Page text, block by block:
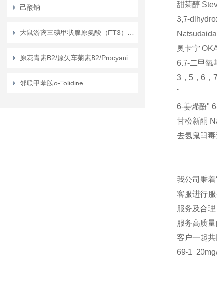
己酸钠
邻联甲苯胺ο-Tolidine
甜菊醇
3,7-
奥卡宁
6,7-二甲氧
3，5，6，
"
6-姜烯酚"
甘松新酮
去氢鬼臼毒
我公司秉
客服进行
服务及合
服务高质
客户一起
69-1